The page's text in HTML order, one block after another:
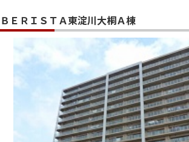
ＢＥＲＩＳＴＡ東淀川大桐Ａ棟